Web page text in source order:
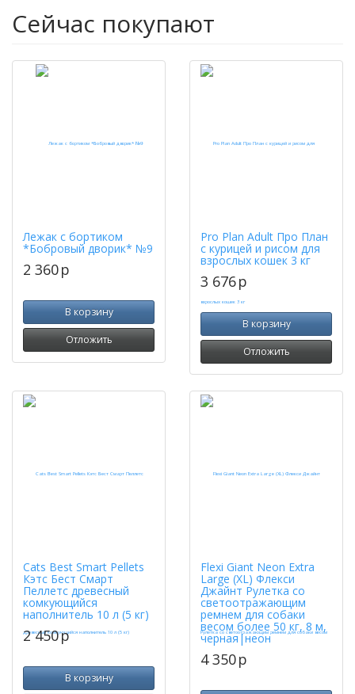
Сейчас покупают
Лежак с бортиком
*Бобровый дворик* №9
2 360p
В корзину
Отложить
Pro Plan Adult Про План
с курицей и рисом для
взрослых кошек 3 кг
3 676p
В корзину
Отложить
Cats Best Smart Pellets
Кэтс Бест Смарт
Пеллетс древесный
комкующийся
наполнитель 10 л (5 кг)
2 450p
В корзину
Flexi Giant Neon Extra
Large (XL) Флекси
Джайнт Рулетка со
светоотражающим
ремнем для собаки
весом более 50 кг, 8 м,
черная|неон
4 350p